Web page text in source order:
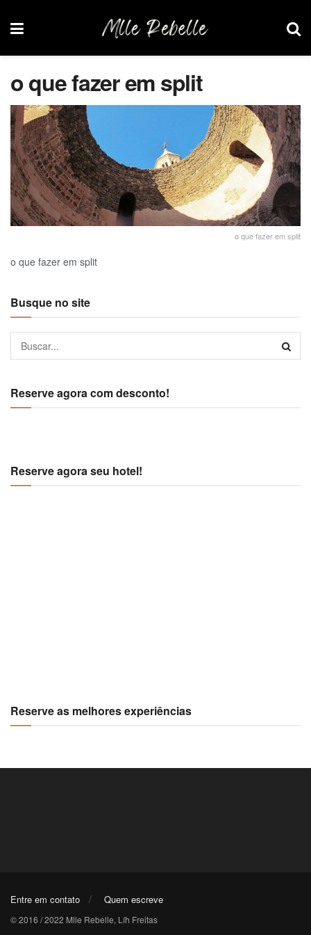
o que fazer em split
o que fazer em split
o que fazer em split
Busque no site
Reserve agora com desconto!
Reserve agora seu hotel!
Reserve as melhores experiências
Entre em contato Quem escreve
© 2016 / 2022 Mlle Rebelle, Líh Freitas